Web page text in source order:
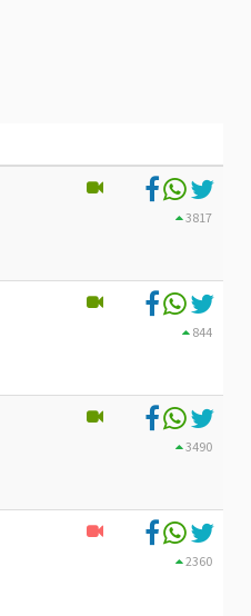
3817
844
3490
2360